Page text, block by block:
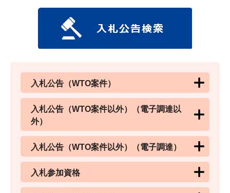
入札公告（WTO案件）
入札公告（WTO案件以外）（電子調達以
外）
入札公告（WTO案件以外）（電子調達）
入札参加資格